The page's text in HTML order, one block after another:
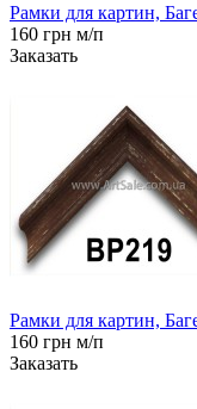
Рамки для картин,
160 грн м/п
Заказать
Рамки для картин,
160 грн м/п
Заказать